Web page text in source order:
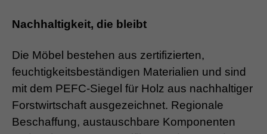
Nachhaltigkeit, die bleibt
Die Möbel bestehen aus zertifizierten,
feuchtigkeitsbeständigen Materialien und sind
mit dem PEFC-Siegel für Holz aus nachhaltiger
Forstwirtschaft ausgezeichnet. Regionale
Beschaffung, austauschbare Komponenten